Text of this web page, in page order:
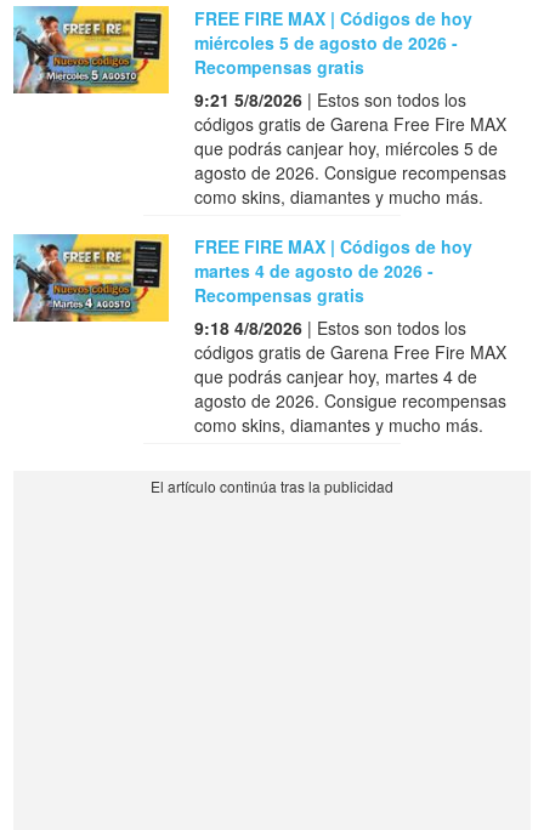
FREE FIRE MAX | Códigos de hoy
miércoles 5 de agosto de 2026 -
Recompensas gratis
9:21 5/8/2026 | Estos son todos los
códigos gratis de Garena Free Fire MAX
que podrás canjear hoy, miércoles 5 de
agosto de 2026. Consigue recompensas
como skins, diamantes y mucho más.
FREE FIRE MAX | Códigos de hoy
martes 4 de agosto de 2026 -
Recompensas gratis
9:18 4/8/2026 | Estos son todos los
códigos gratis de Garena Free Fire MAX
que podrás canjear hoy, martes 4 de
agosto de 2026. Consigue recompensas
como skins, diamantes y mucho más.